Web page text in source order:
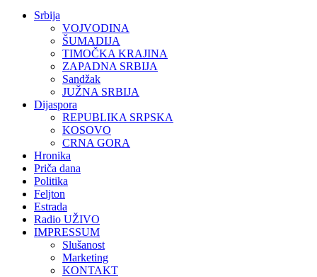
Srbija
VOJVODINA
ŠUMADIJA
TIMOČKA KRAJINA
ZAPADNA SRBIJA
Sandžak
JUŽNA SRBIJA
Dijaspora
REPUBLIKA SRPSKA
KOSOVO
CRNA GORA
Hronika
Priča dana
Politika
Feljton
Estrada
Radio UŽIVO
IMPRESSUM
Slušanost
Marketing
KONTAKT